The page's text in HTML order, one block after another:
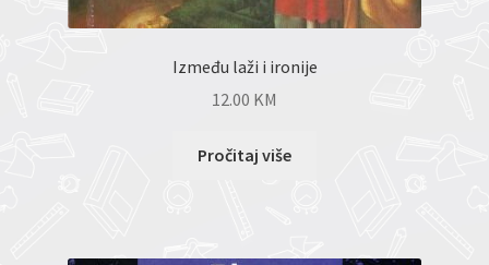
Između laži i ironije
12.00 KM
Pročitaj više